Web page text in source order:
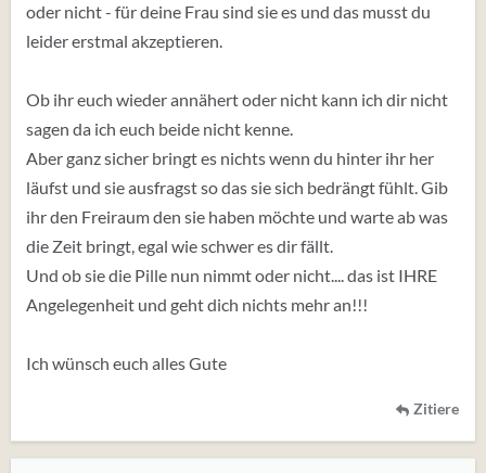
oder nicht - für deine Frau sind sie es und das musst du
leider erstmal akzeptieren.
Ob ihr euch wieder annähert oder nicht kann ich dir nicht
sagen da ich euch beide nicht kenne.
Aber ganz sicher bringt es nichts wenn du hinter ihr her
läufst und sie ausfragst so das sie sich bedrängt fühlt. Gib
ihr den Freiraum den sie haben möchte und warte ab was
die Zeit bringt, egal wie schwer es dir fällt.
Und ob sie die Pille nun nimmt oder nicht.... das ist IHRE
Angelegenheit und geht dich nichts mehr an!!!
Ich wünsch euch alles Gute
Zitiere